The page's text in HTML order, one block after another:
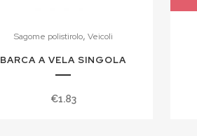
Sagome polistirolo, Veicoli
BARCA A VELA SINGOLA
€1.83